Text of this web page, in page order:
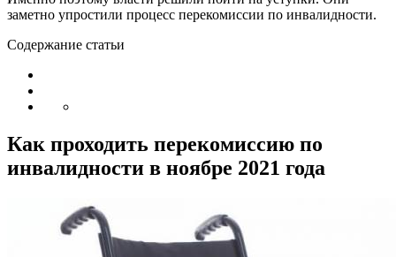
заметно упростили процесс перекомиссии по инвалидности.
Содержание статьи
Как проходить перекомиссию по
инвалидности в ноябре 2021 года